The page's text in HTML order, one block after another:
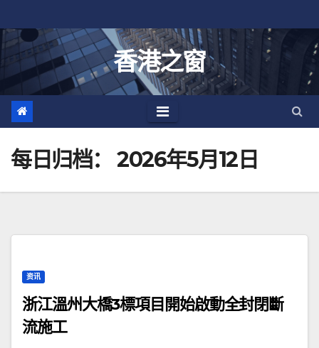
至
香港之窗
每日归档： 2026年5月12日
资讯
浙江溫州大橋3標項目開始啟動全封閉斷
流施工